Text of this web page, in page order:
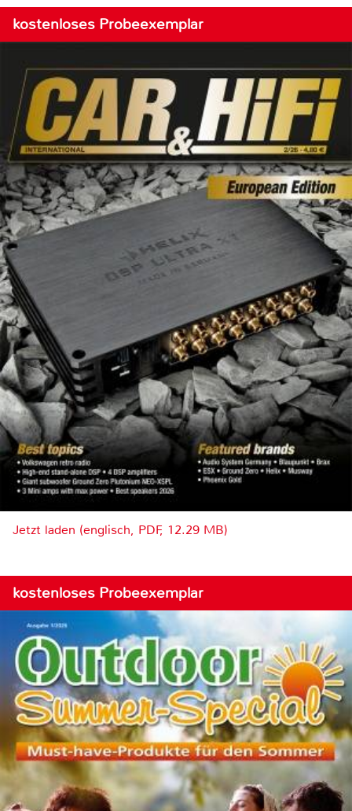
kostenloses Probeexemplar
Jetzt laden (englisch, PDF, 12.29 MB)
kostenloses Probeexemplar